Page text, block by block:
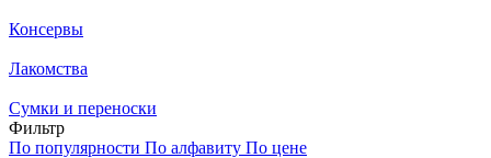
Консервы
Лакомства
Сумки и переноски
Фильтр
По популярности По алфавиту По цене